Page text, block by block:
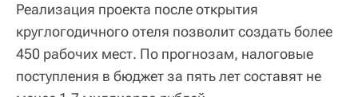
Реализация проекта после открытия
круглогодичного отеля позволит создать более
450 рабочих мест. По прогнозам, налоговые
поступления в бюджет за пять лет составят не